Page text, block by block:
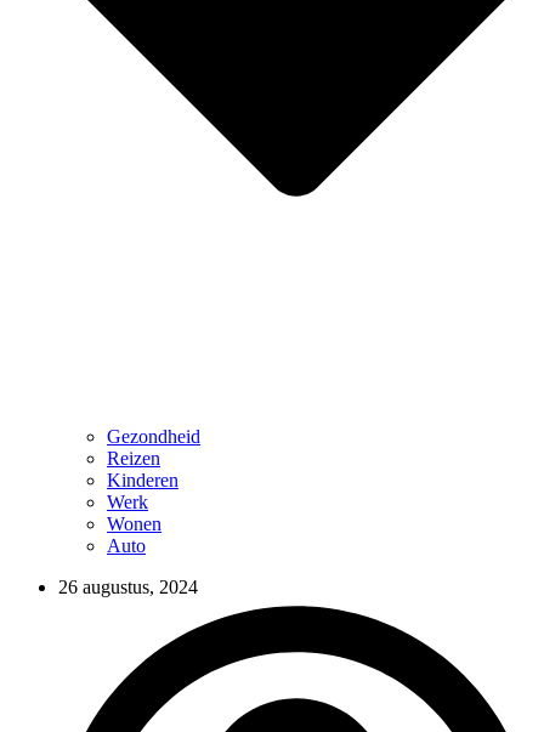
Gezondheid
Reizen
Kinderen
Werk
Wonen
Auto
26 augustus, 2024